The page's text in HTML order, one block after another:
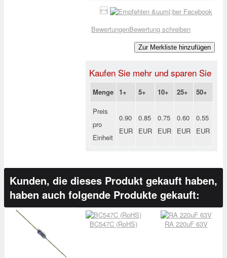
BewertungenBewertung schreiben
Zur Merkliste hinzufügen
Kaufen Sie mehr und sparen Sie
Menge 1+ 5+ 10+ 25+
50+
Preis
pro
Einheit
0.90
EUR
0.85
EUR
0.75
EUR
0.60
EUR
0.55
EUR
Kunden, die dieses Produkt gekauft haben,
haben auch folgende Produkte gekauft:
BC547C (RoHS) RA 220uF 63V